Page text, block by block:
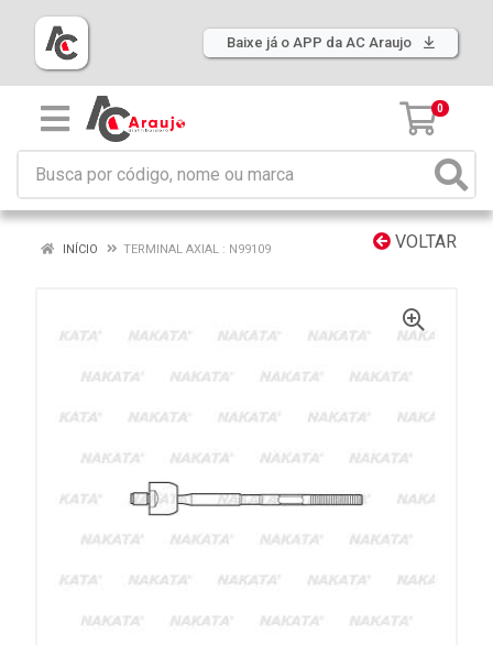
Baixe já o APP da AC Araujo
0
VOLTAR
INÍCIO TERMINAL AXIAL : N99109